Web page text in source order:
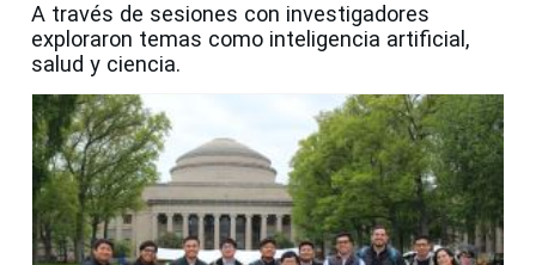
A través de sesiones con investigadores
exploraron temas como inteligencia artificial,
salud y ciencia.